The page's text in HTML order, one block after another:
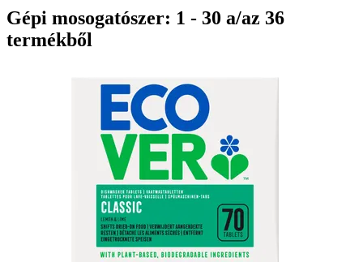
Gépi mosogatószer: 1 - 30 a/az 36
termékből